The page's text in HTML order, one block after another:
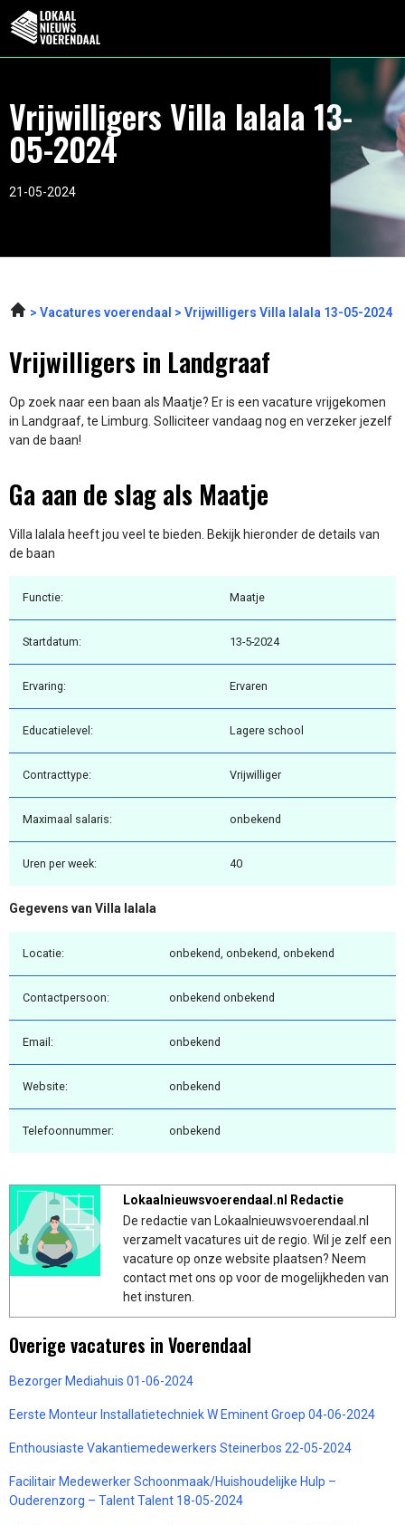
Vrijwilligers Villa lalala 13-
05-2024
21-05-2024
Vacatures voerendaal Vrijwilligers Villa lalala 13-05-2024
Vrijwilligers in Landgraaf
Op zoek naar een baan als Maatje? Er is een vacature vrijgekomen
in Landgraaf, te Limburg. Solliciteer vandaag nog en verzeker jezelf
van de baan!
Ga aan de slag als Maatje
Villa lalala heeft jou veel te bieden. Bekijk hieronder de details van
de baan
Functie: Maatje
Startdatum: 13-5-2024
Ervaring: Ervaren
Educatielevel: Lagere school
Contracttype: Vrijwilliger
Maximaal salaris: onbekend
Uren per week: 40
Gegevens van Villa lalala
Locatie: onbekend, onbekend, onbekend
Contactpersoon: onbekend onbekend
Email: onbekend
Website: onbekend
Telefoonnummer: onbekend
Lokaalnieuwsvoerendaal.nl Redactie
De redactie van Lokaalnieuwsvoerendaal.nl
verzamelt vacatures uit de regio. Wil je zelf een
vacature op onze website plaatsen? Neem
contact met ons op voor de mogelijkheden van
het insturen.
Overige vacatures in Voerendaal
Bezorger Mediahuis 01-06-2024
Eerste Monteur Installatietechniek W Eminent Groep 04-06-2024
Enthousiaste Vakantiemedewerkers Steinerbos 22-05-2024
Facilitair Medewerker Schoonmaak/Huishoudelijke Hulp –
Ouderenzorg – Talent Talent 18-05-2024